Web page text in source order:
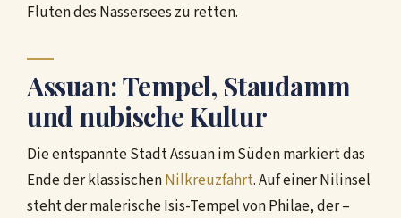
Fluten des Nassersees zu retten.
Assuan: Tempel, Staudamm
und nubische Kultur
Die entspannte Stadt Assuan im Süden markiert das
Ende der klassischenNilkreuzfahrt. Auf einer Nilinsel
steht der malerische Isis-Tempel von Philae, der –